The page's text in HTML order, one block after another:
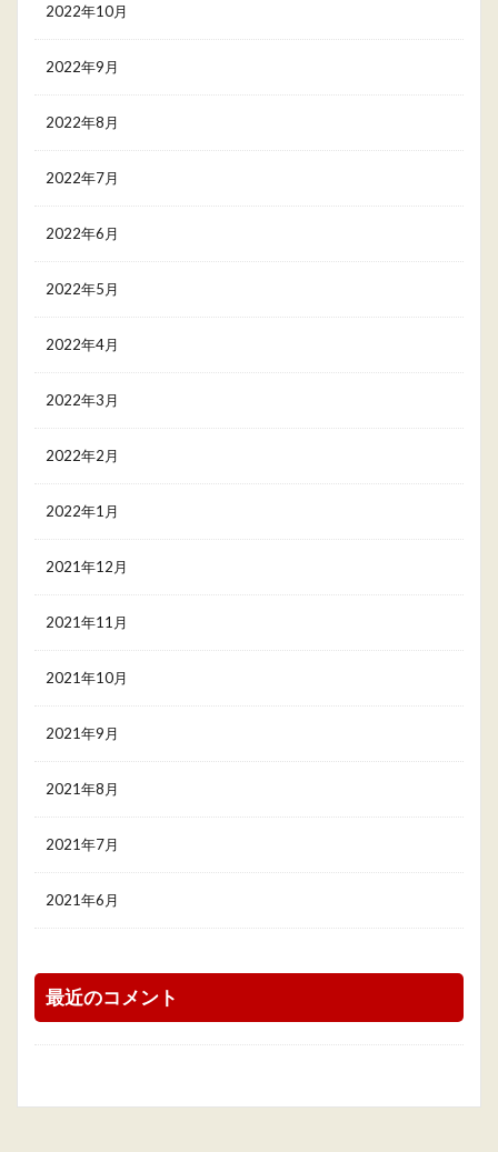
2022年10月
2022年9月
2022年8月
2022年7月
2022年6月
2022年5月
2022年4月
2022年3月
2022年2月
2022年1月
2021年12月
2021年11月
2021年10月
2021年9月
2021年8月
2021年7月
2021年6月
最近のコメント